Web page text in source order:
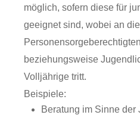
möglich, sofern diese für
geeignet sind, wobei an
beziehungsweise
Volljährige tritt.
Beispiele:
Beratung im Sinne der